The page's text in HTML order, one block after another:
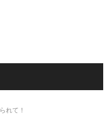
れて！